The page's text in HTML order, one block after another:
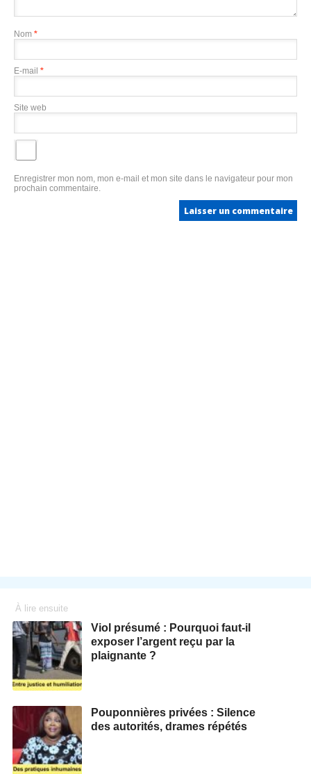
Nom *
E-mail *
Site web
Enregistrer mon nom, mon e-mail et mon site dans le navigateur pour mon
prochain commentaire.
À lire ensuite
Viol présumé : Pourquoi faut-il
exposer l’argent reçu par la
plaignante ?
Pouponnières privées : Silence
des autorités, drames répétés